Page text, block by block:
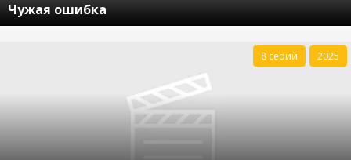
Чужая ошибка
8 серий 2025